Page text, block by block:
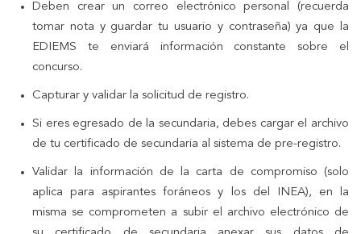
Deben crear un correo electrónico personal (recuerda
tomar nota y guardar tu usuario y contraseña) ya que la
EDIEMS te enviará información constante sobre el
concurso.
Capturar y validar la solicitud de registro.
Si eres egresado de la secundaria, debes cargar el archivo
de tu certificado de secundaria al sistema de pre-registro.
Validar la información de la carta de compromiso (solo
aplica para aspirantes foráneos y los del INEA), en la
misma se comprometen a subir el archivo electrónico de